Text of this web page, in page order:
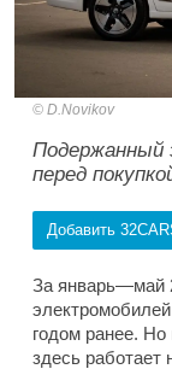
D.Novikov
Подержанный
перед
Добавить
За январь—май
годом ранее. Но
здесь